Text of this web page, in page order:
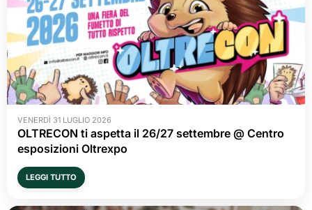
VENERDÌ 31 LUGLIO 2026
OLTRECON ti aspetta il 26/27 settembre @ Centro
esposizioni Oltrexpo
LEGGI TUTTO